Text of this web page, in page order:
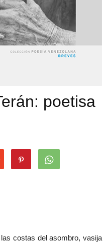
poetisa
costas del asombro, vasija